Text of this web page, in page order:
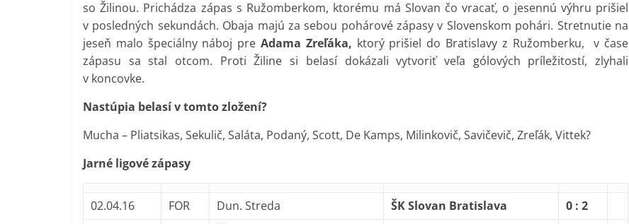
so Žilinou. Prichádza zápas s Ružomberkom, ktorému má Slovan čo vracať, o jesennú výhru prišiel
v posledných sekundách. Obaja majú za sebou pohárové zápasy v Slovenskom pohári. Stretnutie na
jeseň malo špeciálny náboj pre Adama Zreľáka, ktorý prišiel do Bratislavy z Ružomberku, v čase
zápasu sa stal otcom. Proti Žiline si belasí dokázali vytvoriť veľa gólových príležitostí, zlyhali
v koncovke.
Nastúpia belasí v tomto zložení?
Mucha – Pliatsikas, Sekulič, Saláta, Podaný, Scott, De Kamps, Milinkovič, Savičevič, Zreľák, Vittek?
Jarné ligové zápasy
02.04.16 FOR Dun. Streda ŠK Slovan Bratislava
0 : 2